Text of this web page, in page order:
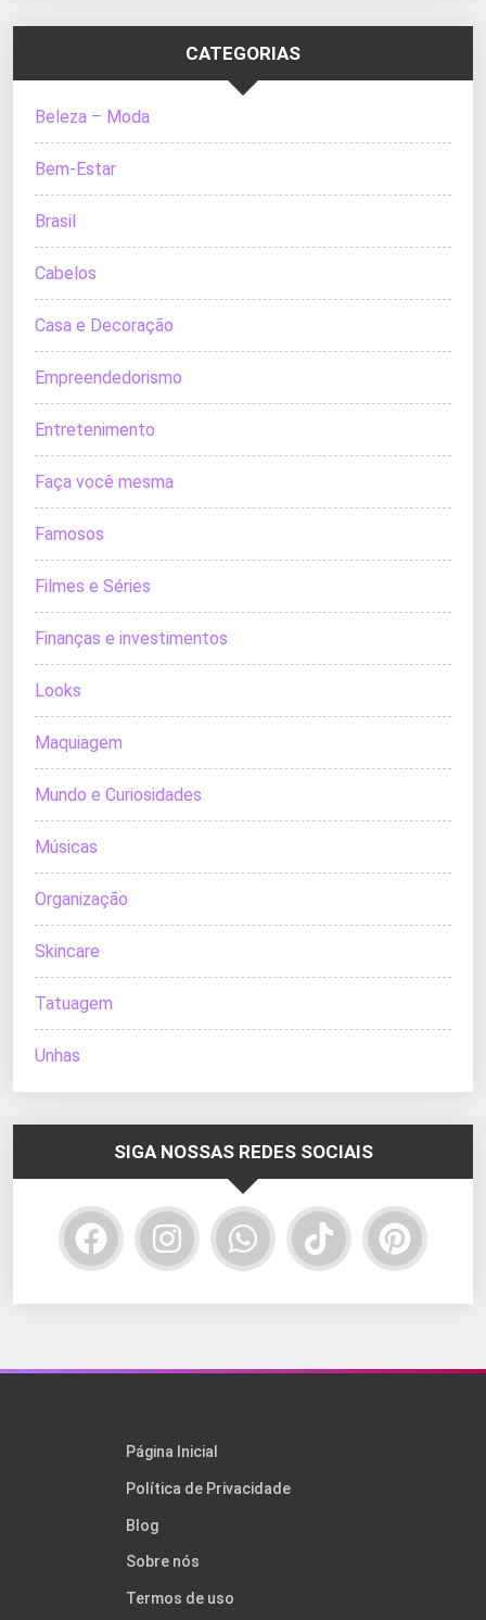
CATEGORIAS
Beleza – Moda
Bem-Estar
Brasil
Cabelos
Casa e Decoração
Empreendedorismo
Entretenimento
Faça você mesma
Famosos
Filmes e Séries
Finanças e investimentos
Looks
Maquiagem
Mundo e Curiosidades
Músicas
Organização
Skincare
Tatuagem
Unhas
SIGA NOSSAS REDES SOCIAIS
Página Inicial
Política de Privacidade
Blog
Sobre nós
Termos de uso